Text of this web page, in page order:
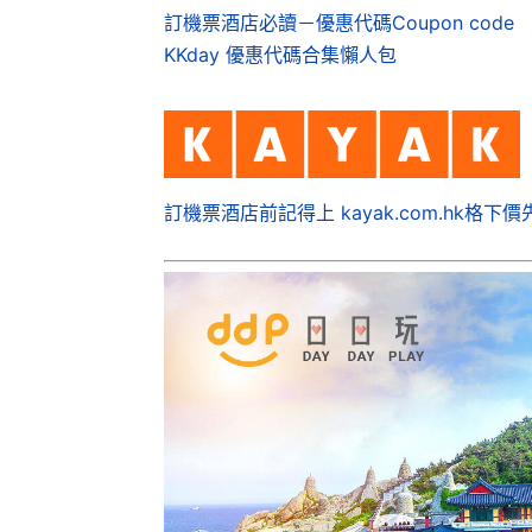
訂機票酒店必讀－優惠代碼Coupon code
KKday 優惠代碼合集懶人包
訂機票酒店前記得上 kayak.com.hk格下價